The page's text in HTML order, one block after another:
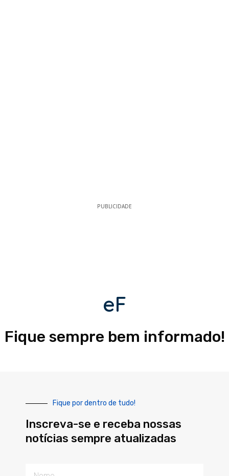
PUBLICIDADE
eF
Fique sempre bem informado!
Fique por dentro de tudo!
Inscreva-se e receba nossas
notícias sempre atualizadas